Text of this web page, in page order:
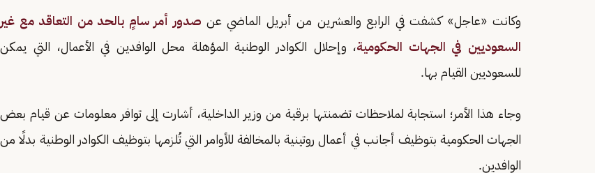
وكانت «عاجل» كشفت في الرابع والعشرين من أبريل الماضي عن صدور أمر سامٍ بالحد من التعاقد مع غير
السعوديين في الجهات الحكومية، وإحلال الكوادر الوطنية المؤهلة محل الوافدين في الأعمال، التي يمكن
للسعوديين القيام بها.
وجاء هذا الأمر؛ استجابة لملاحظات تضمنتها برقية من وزير الداخلية، أشارت إلى توافر معلومات عن قيام بعض
الجهات الحكومية بتوظيف أجانب في أعمال روتينية بالمخالفة للأوامر التي تُلزمها بتوظيف الكوادر الوطنية بدلًا من
الوافدين.